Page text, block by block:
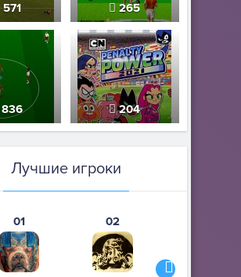
571 265
836 204
Лучшие игроки
01 02